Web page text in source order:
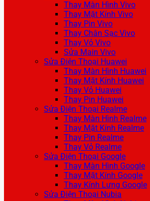
Thay Màn Hình Vivo
Thay Mặt Kính Vivo
Thay Pin Vivo
Thay Chân Sạc Vivo
Thay Vỏ Vivo
Sửa Main Vivo
Sửa Điện Thoại Huawei
Thay Màn Hình Huawei
Thay Mặt Kính Huawei
Thay Vỏ Huawei
Thay Pin Huawei
Sửa Điện Thoại Realme
Thay Màn Hình Realme
Thay Mặt Kính Realme
Thay Pin Realme
Thay Vỏ Realme
Sửa Điện Thoại Google
Thay Màn Hình Google
Thay Mặt Kính Google
Thay Kính Lưng Google
Sửa Điện Thoại Nubia